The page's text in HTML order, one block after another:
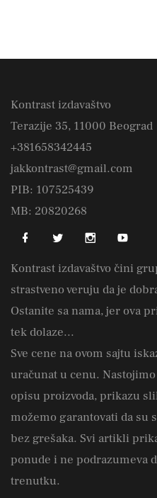
Kontrast izdavaštvo
Terazije 35, 11000 Beograd
+381658342445
jakkontrast@gmail.com
PIB: 107525439
MB: 20820268
Kontrast izdavaštvo čini
strastveno veruju da je
Ostanite sa nama, jer ova
tek dolaze...
Sve cene na ovom sajtu
uračunat u cenu.
opisu proizvoda, prikazu
možemo garantovati da su
bez grešaka. Svi artikli
ponude i ne podrazumeva
trenutku.